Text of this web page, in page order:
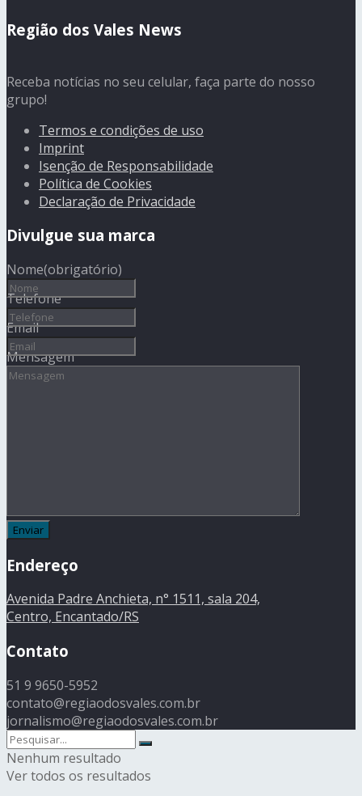
Região dos Vales News
Receba notícias no seu celular, faça parte do nosso
grupo!
Termos e condições de uso
Imprint
Isenção de Responsabilidade
Política de Cookies
Declaração de Privacidade
Divulgue sua marca
Nome(obrigatório)
Telefone
Email
Mensagem
Endereço
Avenida Padre Anchieta, n° 1511, sala 204,
Centro, Encantado/RS
Contato
51 9 9650-5952
contato@regiaodosvales.com.br
jornalismo@regiaodosvales.com.br
Nenhum resultado
Ver todos os resultados